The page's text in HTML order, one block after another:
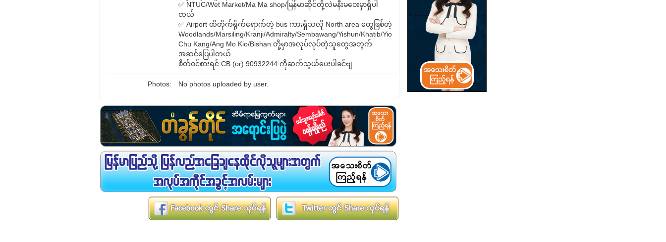
✅ NTUC/Wet Market/Ma Ma shop/မြန်မာဆိုင်တို့လဲမနီးမဝေးမှာရှိပါ
တယ်
✅ Airport ထိတိုက်ရိုက်ရောက်တဲ့ bus ကားရှိသလို North area တွေဖြစ်တဲ့
Woodlands/Marsiling/Kranji/Admiralty/Sembawang/Yishun/Khatib/Yio
Chu Kang/Ang Mo Kio/Bishan တို့မှာအလုပ်လုပ်တဲ့သူတွေအတွက်
အဆင်ပြေပါတယ်
စိတ်ဝင်စားရင် CB (or) 90932244 ကိုဆက်သွယ်ပေးပါခင်ဗျ
Photos: No photos uploaded by user.